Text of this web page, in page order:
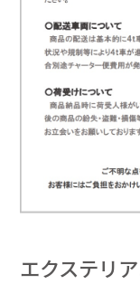
エクステリ